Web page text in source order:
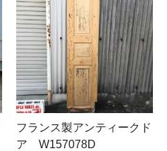
フランス製アンティークド
ア W157078D